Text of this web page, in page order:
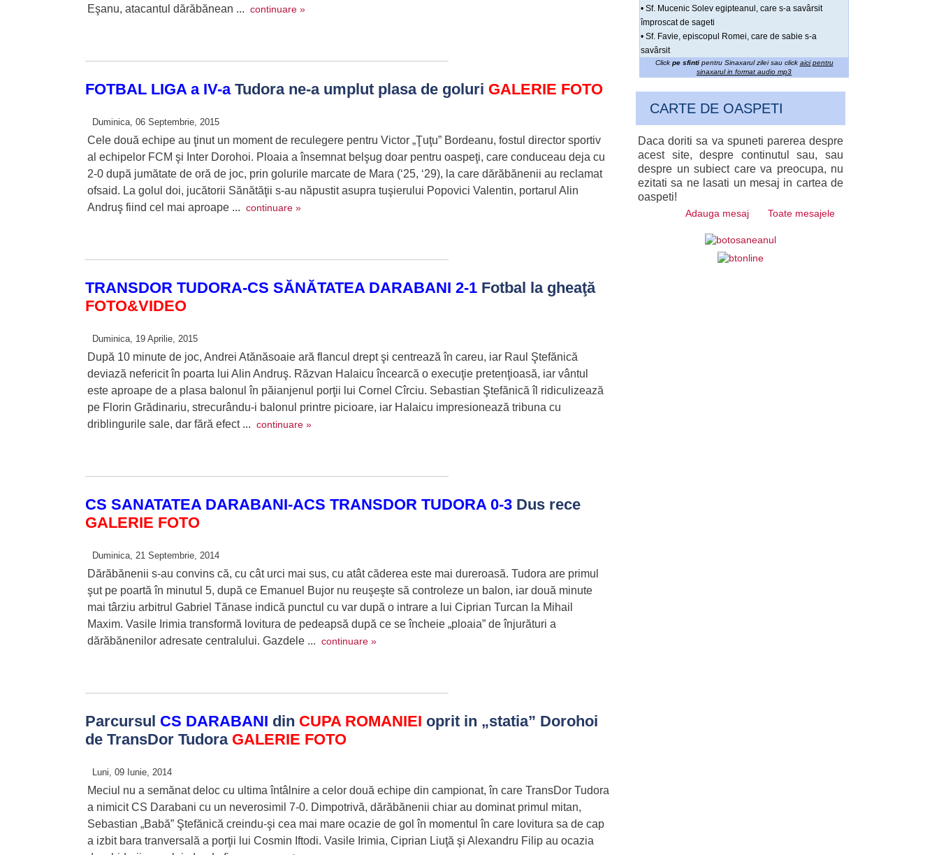
Eşanu, atacantul dărăbănean ... continuare »
FOTBAL LIGA a IV-aTudora ne-a umplut plasa de goluri GALERIE FOTO
Duminica, 06 Septembrie, 2015
Cele două echipe au ţinut un moment de reculegere pentru Victor „Ţuţu” Bordeanu, fostul director sportiv
al echipelor FCM şi Inter Dorohoi. Ploaia a însemnat belşug doar pentru oaspeţi, care conduceau deja cu
2-0 după jumătate de oră de joc, prin golurile marcate de Mara (‘25, ‘29), la care dărăbănenii au reclamat
ofsaid. La golul doi, jucătorii Sănătăţii s-au năpustit asupra tuşierului Popovici Valentin, portarul Alin
Andruş fiind cel mai aproape ... continuare »
TRANSDOR TUDORA-CS SĂNĂTATEA DARABANI 2-1 Fotbal la gheaţă
FOTO&VIDEO
Duminica, 19 Aprilie, 2015
După 10 minute de joc, Andrei Atănăsoaie ară flancul drept şi centrează în careu, iar Raul Ştefănică
deviază nefericit în poarta lui Alin Andruş. Răzvan Halaicu încearcă o execuţie pretenţioasă, iar vântul
este aproape de a plasa balonul în păianjenul porţii lui Cornel Cîrciu. Sebastian Ştefănică îl ridiculizează
pe Florin Grădinariu, strecurându-i balonul printre picioare, iar Halaicu impresionează tribuna cu
driblingurile sale, dar fără efect ... continuare »
CS SANATATEA DARABANI-ACS TRANSDOR TUDORA 0-3 Dus rece
GALERIE FOTO
Duminica, 21 Septembrie, 2014
Dărăbănenii s-au convins că, cu cât urci mai sus, cu atât căderea este mai dureroasă. Tudora are primul
şut pe poartă în minutul 5, după ce Emanuel Bujor nu reuşeşte să controleze un balon, iar două minute
mai târziu arbitrul Gabriel Tănase indică punctul cu var după o intrare a lui Ciprian Turcan la Mihail
Maxim. Vasile Irimia transformă lovitura de pedeapsă după ce se încheie „ploaia” de înjurături a
dărăbănenilor adresate centralului. Gazdele ... continuare »
Parcursul CS DARABANI din CUPA ROMANIEI oprit in „statia” Dorohoi
de TransDor Tudora GALERIE FOTO
Luni, 09 Iunie, 2014
Meciul nu a semănat deloc cu ultima întâlnire a celor două echipe din campionat, în care TransDor Tudora
a nimicit CS Darabani cu un neverosimil 7-0. Dimpotrivă, dărăbănenii chiar au dominat primul mitan,
Sebastian „Babă” Ştefănică creindu-şi cea mai mare ocazie de gol în momentul în care lovitura sa de cap
a izbit bara tranversală a porţii lui Cosmin Iftodi. Vasile Irimia, Ciprian Liuţă şi Alexandru Filip au ocazia
• Sf. Mucenic Solev egipteanul, care s-a savârsit
împroscat de sageti
• Sf. Favie, episcopul Romei, care de sabie s-a
savârsit
Click pe sfintipentru Sinaxarul zilei sau click aici pentru
sinaxarul in format audio mp3
CARTE DE OASPETI
Daca doriti sa va spuneti parerea despre
acest site, despre continutul sau, sau
despre un subiect care va preocupa, nu
ezitati sa ne lasati un mesaj in cartea de
oaspeti!
Adauga mesaj Toate mesajele